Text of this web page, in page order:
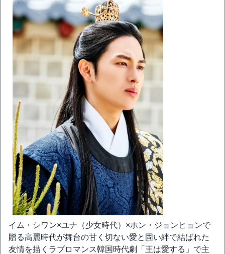
イム・シワン×ユナ（少女時代）×ホン・ジョンヒョンで
贈る高麗時代が舞台の甘く切ない愛と固い絆で結ばれた
友情を描くラブロマンス韓国時代劇「王は愛する」で主